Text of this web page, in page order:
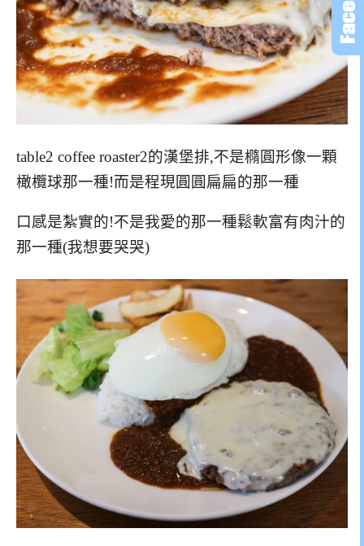
table2 coffee roaster2的漢堡排,不是橢圓形像一顆
橄欖球那一種!而是程現圓圓扁扁的那一種
口感是紮實的!不是我愛的那一種鬆軟富有肉汁的
那一種(我想要哭哭)